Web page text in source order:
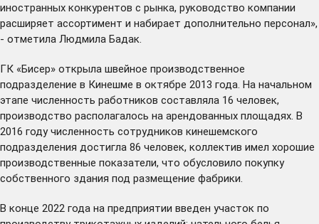
иностранных конкурентов с рынка, руководство компании
расширяет ассортимент и набирает дополнительно персонал»,
- отметила Людмила Бадак.
ГК «Бисер» открыла швейное производственное
подразделение в Кинешме в октябре 2013 года. На начальном
этапе численность работников составляла 16 человек,
производство располагалось на арендованных площадях. В
2016 году численность сотрудников кинешемского
подразделения достигла 86 человек, коллектив имел хорошие
производственные показатели, что обусловило покупку
собственного здания под размещение фабрики.
В конце 2022 года на предприятии введен участок по